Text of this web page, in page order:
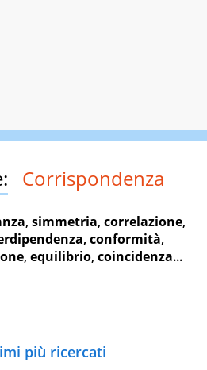
Corrispondenza
,simmetria,correlazione,
,conformità,
,equilibrio,coincidenza...
più ricercati